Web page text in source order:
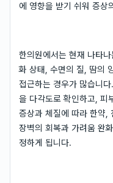
에 영향을 받기 쉬워 증상
한의원에서는 현재 나타
화 상태, 수면의 질, 땀의
접근하는 경우가 많습니
을 다각도로 확인하고, 피
증상과 체질에 따라 한약,
장벽의 회복과 가려움 완
정하게 됩니다.